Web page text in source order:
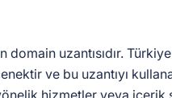
uzantısıdır.
ve bu uzantıyı
hizmetler veya içerik